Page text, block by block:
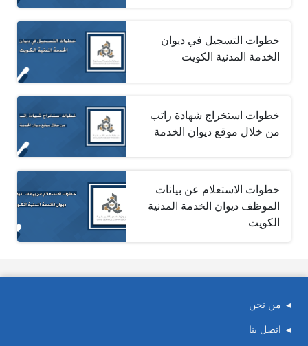
خطوات التسجيل في ديوان
الخدمة المدنية الكويت
خطوات استخراج شهادة راتب
من خلال موقع ديوان الخدمة
خطوات الاستعلام عن بيانات
الموظف ديوان الخدمة المدنية
الكويت
من نحن
اتصل بنا